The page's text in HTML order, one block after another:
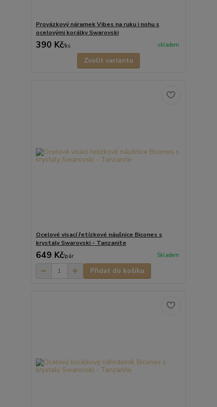
Provázkový náramek Vibes na ruku i nohu s
ocelovými korálky Swarovski
390 Kč/ks skladem
Zvolit variantu
Ocelové visací řetízkové náušnice Bicones s
krystaly Swarovski - Tanzanite
649 Kč/pár Skladem
Přidat do košíku